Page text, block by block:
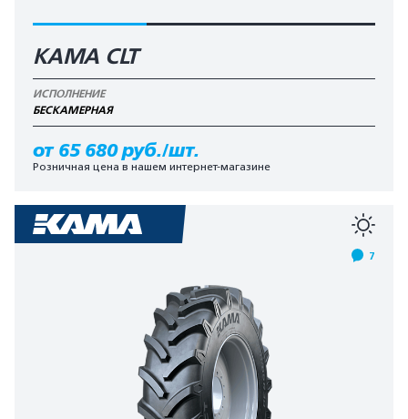
KAMA CLT
ИСПОЛНЕНИЕ
БЕCКАМЕРНАЯ
от 65 680 руб./шт.
Розничная цена в нашем интернет-магазине
7